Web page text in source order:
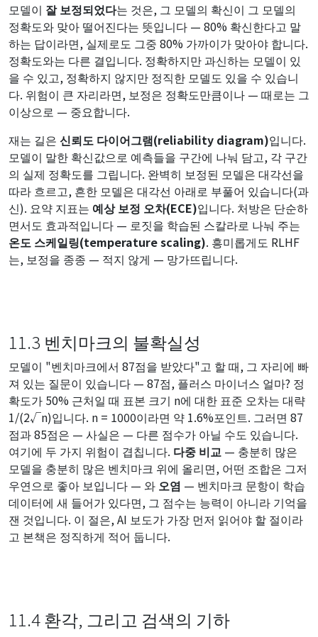
모델이 잘 보정되었다는 것은, 그 모델의 확신이 그 모델의
정확도와 맞아 떨어진다는 뜻입니다 — 80% 확신한다고 말
하는 답이라면, 실제로도 그중 80% 가까이가 맞아야 합니다.
정확도와는 다른 결입니다. 정확하지만 과신하는 모델이 있
을 수 있고, 정확하지 않지만 정직한 모델도 있을 수 있습니
다. 위험이 큰 자리라면, 보정은 정확도만큼이나 — 때로는 그
이상으로 — 중요합니다.
재는 길은 신뢰도 다이어그램(reliability diagram)입니다.
모델이 말한 확신값으로 예측들을 구간에 나눠 담고, 각 구간
의 실제 정확도를 그립니다. 완벽히 보정된 모델은 대각선을
따라 흐르고, 흔한 모델은 대각선 아래로 부풀어 있습니다(과
신). 요약 지표는 예상 보정 오차(ECE)입니다. 처방은 단순하
면서도 효과적입니다 — 로짓을 학습된 스칼라로 나눠 주는
온도 스케일링(temperature scaling). 흥미롭게도 RLHF
는, 보정을 종종 — 적지 않게 — 망가뜨립니다.
11.3 벤치마크의 불확실성
모델이 "벤치마크에서 87점을 받았다"고 할 때, 그 자리에 빠
져 있는 질문이 있습니다 — 87점, 플러스 마이너스 얼마? 정
확도가 50% 근처일 때 표본 크기 n에 대한 표준 오차는 대략
1/(2√n)입니다. n = 1000이라면 약 1.6%포인트. 그러면 87
점과 85점은 — 사실은 — 다른 점수가 아닐 수도 있습니다.
여기에 두 가지 위험이 겹칩니다. 다중 비교 — 충분히 많은
모델을 충분히 많은 벤치마크 위에 올리면, 어떤 조합은 그저
우연으로 좋아 보입니다 — 와 오염 — 벤치마크 문항이 학습
데이터에 새 들어가 있다면, 그 점수는 능력이 아니라 기억을
잰 것입니다. 이 절은, AI 보도가 가장 먼저 읽어야 할 절이라
고 본책은 정직하게 적어 둡니다.
11.4 환각, 그리고 검색의 기하